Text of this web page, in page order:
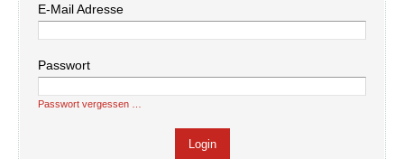
E-Mail Adresse
Passwort
Passwort vergessen …